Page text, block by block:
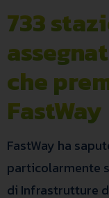
733
che
FastWay
FastWay ha
particolarmente
di Infrastrutture